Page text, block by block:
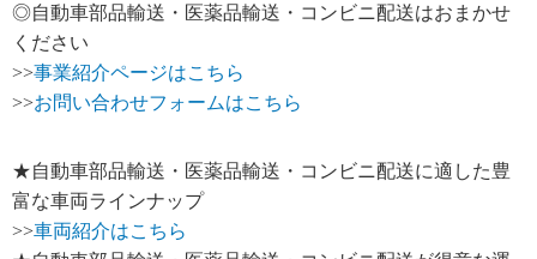
◎自動車部品輸送・医薬品輸送・コンビニ配送はおまかせ
ください
>>事業紹介ページはこちら
>>お問い合わせフォームはこちら
★自動車部品輸送・医薬品輸送・コンビニ配送に適した豊
富な車両ラインナップ
>>車両紹介はこちら